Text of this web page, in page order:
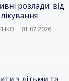
розлади: від
01.07.2026